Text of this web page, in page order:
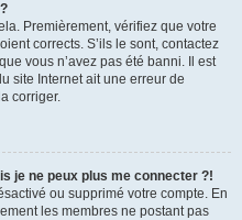
Premièrement, vérifiez que votre
corrects. S’ils le sont, contactez
vous n’avez pas été banni. Il est
site Internet ait une erreur de
corriger.
je ne peux plus me connecter ?!
ou supprimé votre compte. En
les membres ne postant pas